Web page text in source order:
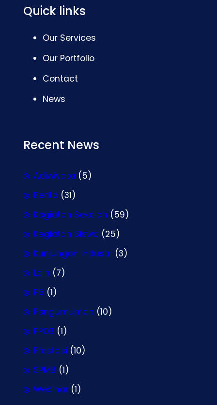
Quick links
Our Services
Our Portfolio
Contact
News
Recent News
Adiwiyata (5)
Berita (31)
Kegiatan Sekolah (59)
Kegiatan Siswa (25)
Kunjungan Industri (3)
Lain (7)
P5 (1)
Pengumuman (10)
PPDB (1)
Prestasi (10)
SPMB (1)
Webinar (1)